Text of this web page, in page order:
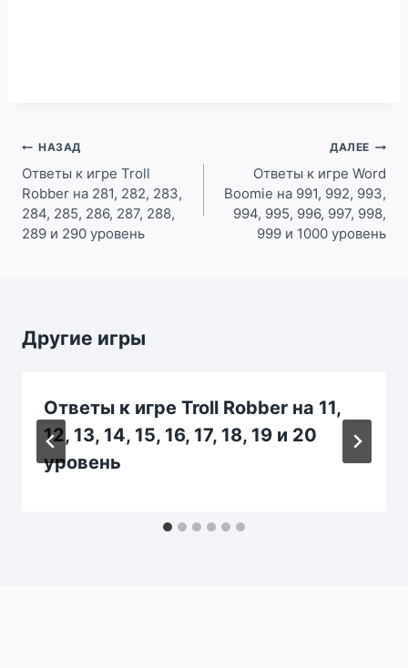
Навигация
по
записям
НАЗАД
Ответы к игре Troll
Robber на 281, 282, 283,
284, 285, 286, 287, 288,
289 и 290 уровень
ДАЛЕЕ
Ответы к игре Word
Boomie на 991, 992, 993,
994, 995, 996, 997, 998,
999 и 1000 уровень
Другие игры
Ответы к игре Troll Robber на 11,
12, 13, 14, 15, 16, 17, 18, 19 и 20
уровень